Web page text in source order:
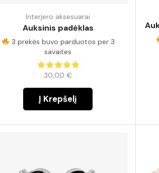
Interjero aksesuarai
Auksinis padėklas
3 prekės buvo parduotos per 3
savaites
30,00€
Į Krepšelį